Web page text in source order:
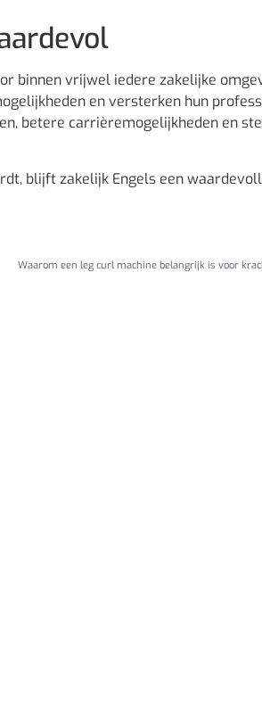
binnen vrijwel iedere zakelijke
en versterken hun
betere carrièremogelijkheden en
blijft zakelijk Engels een
Waarom een leg curl machine belangrijk is voor